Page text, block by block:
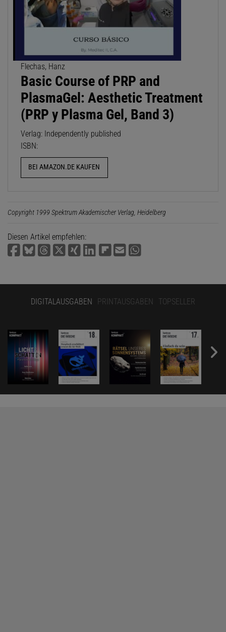
Flechas, Hanz
Basic Course of PRP and
PlasmaGel: Aesthetic Treatment
(PRP y Plasma Gel, Band 3)
Verlag: Independently published
ISBN:
BEI AMAZON.DE KAUFEN
Copyright 1999 Spektrum Akademischer Verlag, Heidelberg
Diesen Artikel empfehlen:
DIGITALAUSGABEN PRINTAUSGABEN TOPSELLER